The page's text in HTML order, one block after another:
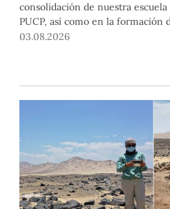
consolidación de nuestra
PUCP, así como en la formación
empresariales comprometidos
03.08.2026